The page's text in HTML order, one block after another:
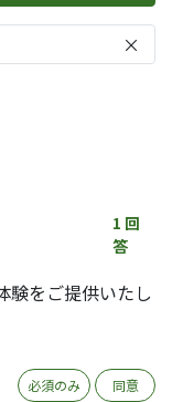
×
1 回
答
験をご提供いたし
必須のみ 同意